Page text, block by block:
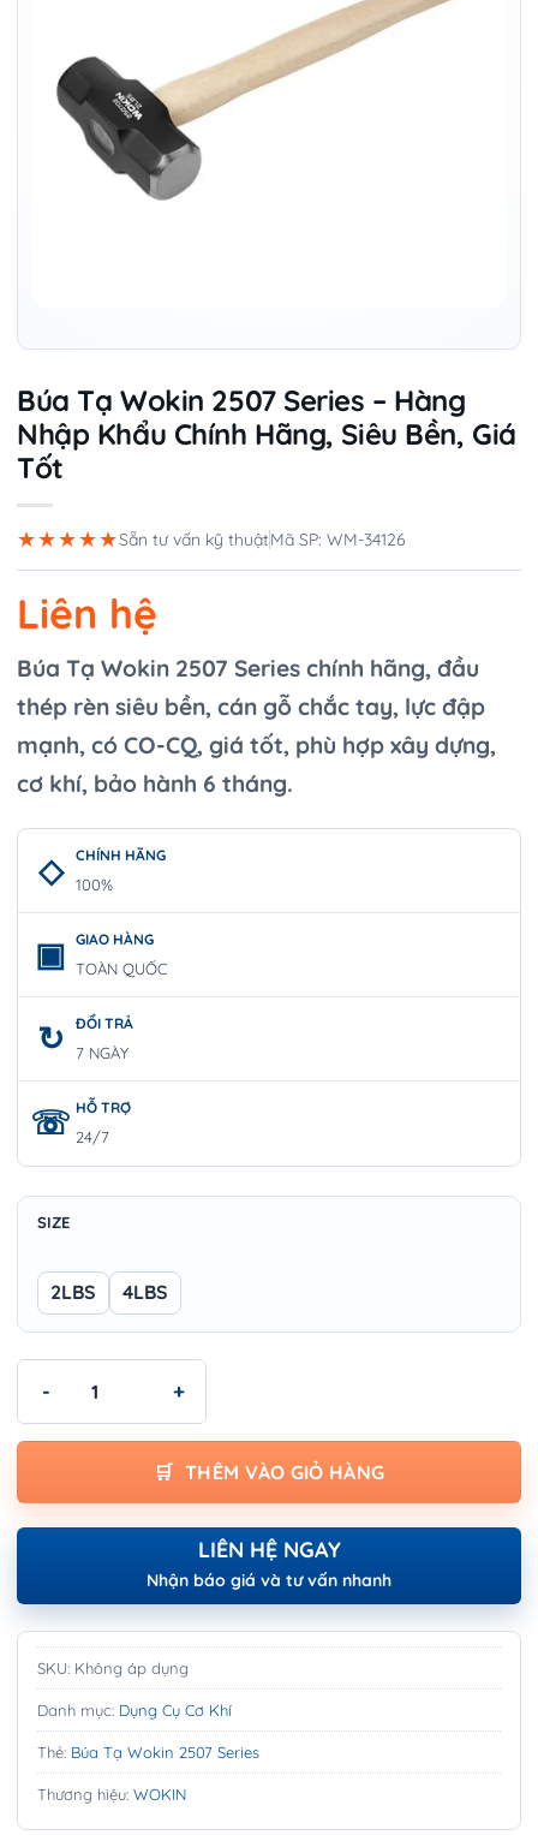
Búa Tạ Wokin 2507 Series – Hàng
Nhập Khẩu Chính Hãng, Siêu Bền, Giá
Tốt
★★★★★Sẵn tư vấn kỹ thuậtMã SP: WM-34126
Liên hệ
Búa Tạ Wokin 2507 Series chính hãng, đầu
thép rèn siêu bền, cán gỗ chắc tay, lực đập
mạnh, có CO-CQ, giá tốt, phù hợp xây dựng,
cơ khí, bảo hành 6 tháng.
CHÍNH HÃNG
100%
GIAO HÀNG
TOÀN QUỐC
ĐỔI TRẢ
7 NGÀY
HỖ TRỢ
24/7
SIZE
2LBS 4LBS
THÊM VÀO GIỎ HÀNG
LIÊN HỆ NGAY
Nhận báo giá và tư vấn nhanh
SKU: Không áp dụng
Danh mục: Dụng Cụ Cơ Khí
Thẻ: Búa Tạ Wokin 2507 Series
Thương hiệu: WOKIN